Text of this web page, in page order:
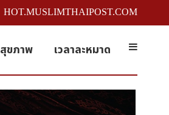
HOT.MUSLIMTHAIPOST.COM
สุขภาพ เวลาละหมาด